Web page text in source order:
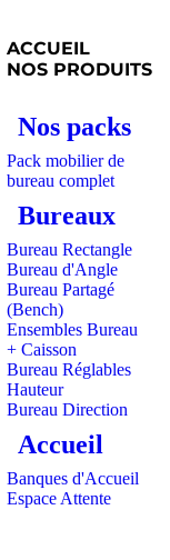
ACCUEIL
NOS PRODUITS
Nos packs
Pack mobilier de
bureau complet
Bureaux
Bureau Rectangle
Bureau d'Angle
Bureau Partagé
(Bench)
Ensembles Bureau
+ Caisson
Bureau Réglables
Hauteur
Bureau Direction
Accueil
Banques d'Accueil
Espace Attente